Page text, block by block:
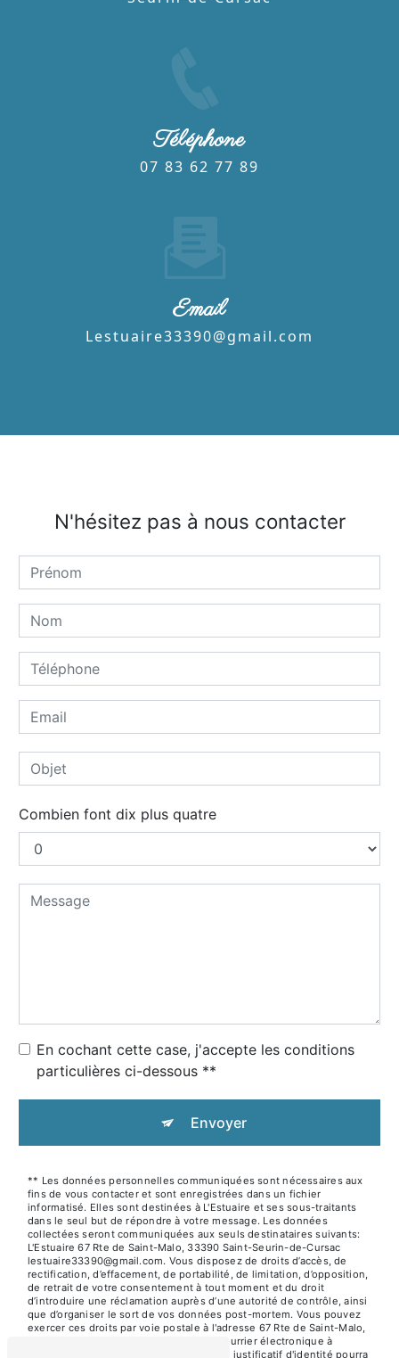
Téléphone
07 83 62 77 89
Email
lestuaire33390@gmail.com
N'hésitez pas à nous contacter
Combien font dix plus quatre
En cochant cette case, j'accepte les conditions
particulières ci-dessous **
Envoyer
** Les données personnelles communiquées sont nécessaires aux
fins de vous contacter et sont enregistrées dans un fichier
informatisé. Elles sont destinées à L'Estuaire et ses sous-traitants
dans le seul but de répondre à votre message. Les données
collectées seront communiquées aux seuls destinataires suivants:
L'Estuaire 67 Rte de Saint-Malo, 33390 Saint-Seurin-de-Cursac
lestuaire33390@gmail.com. Vous disposez de droits d’accès, de
rectification, d’effacement, de portabilité, de limitation, d’opposition,
de retrait de votre consentement à tout moment et du droit
d’introduire une réclamation auprès d’une autorité de contrôle, ainsi
que d’organiser le sort de vos données post-mortem. Vous pouvez
exercer ces droits par voie postale à l'adresse 67 Rte de Saint-Malo,
33390 Saint-Seurin-de-Cursac ou par courrier électronique à
l'adresse lestuaire33390@gmail.com. Un justificatif d'identité pourra